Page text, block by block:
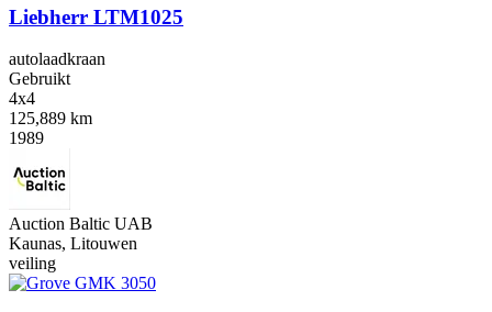
Liebherr LTM1025
autolaadkraan
Gebruikt
4x4
125,889 km
1989
Auction Baltic UAB
Kaunas, Litouwen
veiling